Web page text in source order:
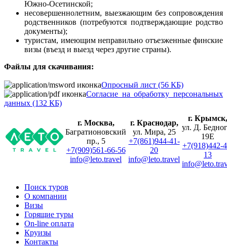
Южно-Осетинской;
несовершеннолетним, выезжающим без сопровождения
родственников (потребуются подтверждающие родство
документы);
туристам, имеющим неправильно отъезженные финские
визы (въезд и выезд через другие страны).
Файлы для скачивания:
Опросный лист (56 КБ)
Согласие на обработку персональных
данных (132 КБ)
г. Москва,
Багратионовский
пр., 5
+7(909)561-66-56
info@leto.travel
г. Краснодар,
ул. Мира, 25
+7(861)944-41-
20
info@leto.travel
г. Крымск,
ул. Д.
19Е
+7(918)442-
13
Поиск туров
О компании
Визы
Горящие туры
On-line оплата
Круизы
Контакты